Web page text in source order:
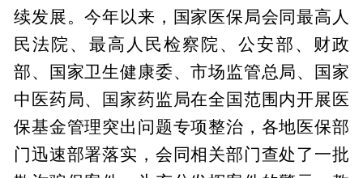
续发展。今年以来，国家医保局会同最高人
民法院、最高人民检察院、公安部、财政
部、国家卫生健康委、市场监管总局、国家
中医药局、国家药监局在全国范围内开展医
保基金管理突出问题专项整治，各地医保部
门迅速部署落实，会同相关部门查处了一批